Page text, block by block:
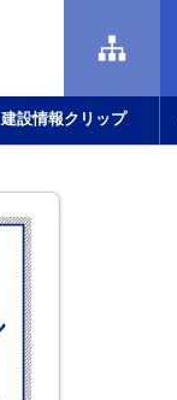
建設情報クリップ